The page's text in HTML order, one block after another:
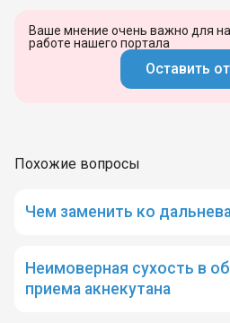
Ваше мнение очень важно для
работе нашего портала
Оставить
Похожие вопросы
Чем заменить ко
Неимоверная сухость в
приема акнекутана